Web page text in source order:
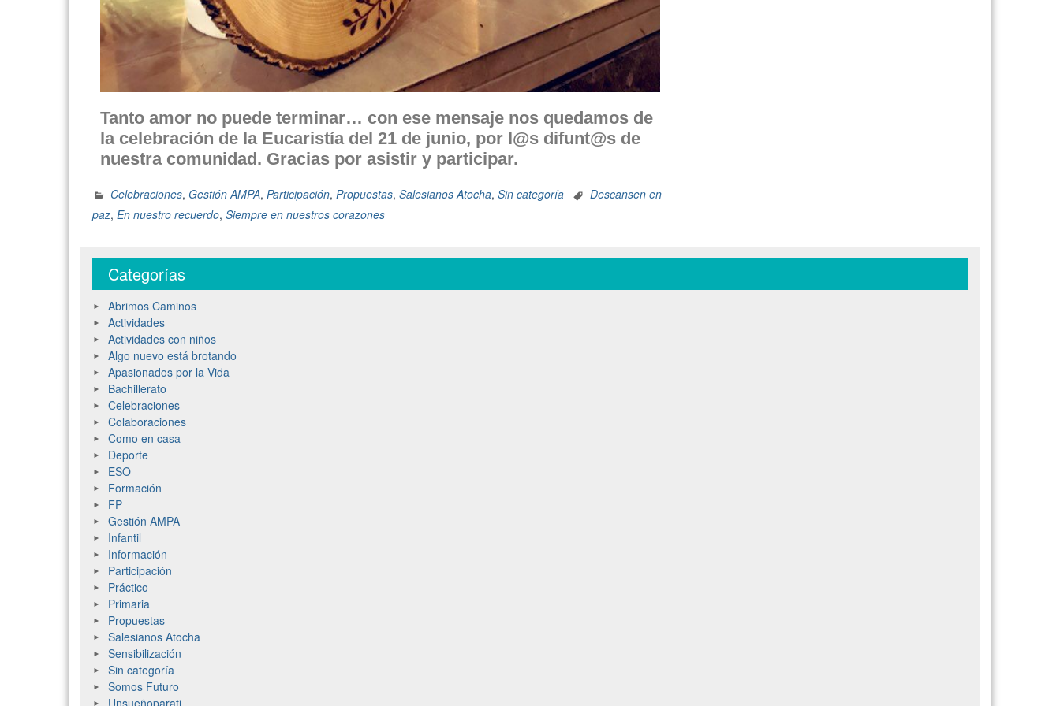
Tanto amor no puede terminar… con ese mensaje nos quedamos de
la celebración de la Eucaristía del 21 de junio, por l@s difunt@s de
nuestra comunidad. Gracias por asistir y participar.
Celebraciones, Gestión AMPA, Participación, Propuestas, Salesianos Atocha, Sin categoría
Descansen en
paz, En nuestro recuerdo, Siempre en nuestros corazones
Categorías
Abrimos Caminos
Actividades
Actividades con niños
Algo nuevo está brotando
Apasionados por la Vida
Bachillerato
Celebraciones
Colaboraciones
Como en casa
Deporte
ESO
Formación
FP
Gestión AMPA
Infantil
Información
Participación
Práctico
Primaria
Propuestas
Salesianos Atocha
Sensibilización
Sin categoría
Somos Futuro
Unsueñoparati